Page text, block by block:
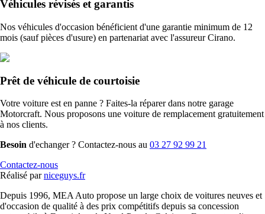
Véhicules révisés et garantis
Nos véhicules d'occasion bénéficient d'une garantie minimum de 12
mois (sauf pièces d'usure) en partenariat avec l'assureur Cirano.
Prêt de véhicule de courtoisie
Votre voiture est en panne ? Faites-la réparer dans notre garage
Motorcraft. Nous proposons une voiture de remplacement gratuitement
à nos clients.
Besoin d'echanger ? Contactez-nous au 03 27 92 99 21
Contactez-nous
Réalisé par niceguys.fr
Depuis 1996, MEA Auto propose un large choix de voitures neuves et
d'occasion de qualité à des prix compétitifs depuis sa concession